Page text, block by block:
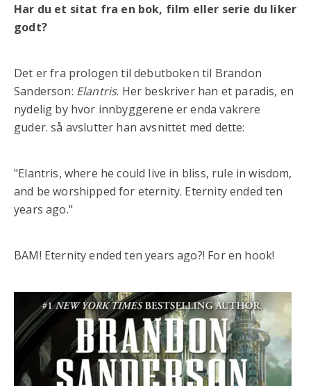
Har du et sitat fra en bok, film eller serie du liker
godt?
Det er fra prologen til debutboken til Brandon
Sanderson: Elantris. Her beskriver han et paradis, en
nydelig by hvor innbyggerene er enda vakrere
guder. så avslutter han avsnittet med dette:
"Elantris, where he could live in bliss, rule in wisdom,
and be worshipped for eternity. Eternity ended ten
years ago."
BAM! Eternity ended ten years ago?! For en hook!